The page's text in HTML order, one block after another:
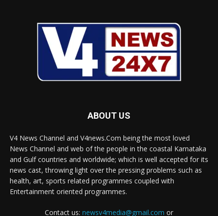
ABOUT US
V4 News Channel and V4news.Com being the most loved
News Channel and web of the people in the coastal Karnataka
and Gulf countries and worldwide; which is well accepted for its
news cast, throwing light over the pressing problems such as
health, art, sports related programmes coupled with
Entertainment oriented programmes.
Contact us: newsv4media@gmail.com or